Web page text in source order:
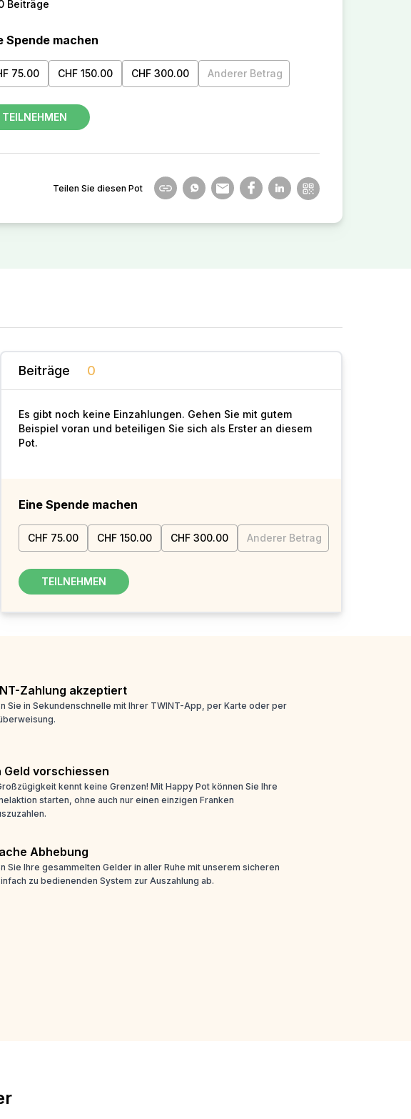
Beiträge
Spende machen
75.00 CHF 150.00 CHF 300.00 Anderer Betrag
TEILNEHMEN
Teilen Sie diesen Pot
Beiträge 0
Es gibt noch keine Einzahlungen. Gehen Sie mit gutem
Beispiel voran und beteiligen Sie sich als Erster an diesem
Pot.
Eine Spende machen
CHF 75.00 CHF 150.00 CHF 300.00 Anderer Betrag
TEILNEHMEN
Zahlung akzeptiert
Sie in Sekundenschnelle mit Ihrer TWINT-App, per Karte oder per
Geld vorschiessen
kennt keine Grenzen! Mit Happy Pot können Sie Ihre
starten, ohne auch nur einen einzigen Franken
Abhebung
Sie Ihre gesammelten Gelder in aller Ruhe mit unserem sicheren
zu bedienenden System zur Auszahlung ab.